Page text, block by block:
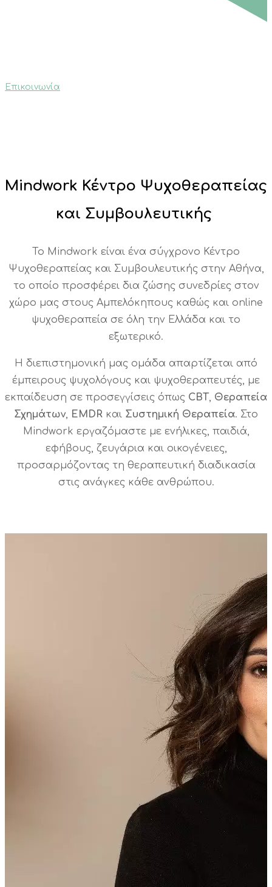
Επικοινωνία
Mindwork Κέντρο Ψυχοθεραπείας
και Συμβουλευτικής
Το Mindwork είναι ένα σύγχρονο Κέντρο
Ψυχοθεραπείας και Συμβουλευτικής στην Αθήνα,
το οποίο προσφέρει δια ζώσης συνεδρίες στον
χώρο μας στους Αμπελόκηπους καθώς και online
ψυχοθεραπεία σε όλη την Ελλάδα και το
εξωτερικό.
Η διεπιστημονική μας ομάδα απαρτίζεται από
έμπειρους ψυχολόγους και ψυχοθεραπευτές, με
εκπαίδευση σε προσεγγίσεις όπως CBT, Θεραπεία
Σχημάτων, EMDR και Συστημική Θεραπεία. Στο
Mindwork εργαζόμαστε με ενήλικες, παιδιά,
εφήβους, ζευγάρια και οικογένειες,
προσαρμόζοντας τη θεραπευτική διαδικασία
στις ανάγκες κάθε ανθρώπου.